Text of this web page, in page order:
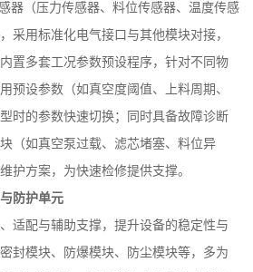
器（压力传感器、料位传感器、温度传感
采用标准化电气接口与其他模块对接，
置多套工况参数预设程序，针对不同物
预设参数（如真空度阈值、上料周期、
时的参数快速切换；同时具备故障诊断
（如真空泵过载、滤芯堵塞、料位异
护方案，为快速检修提供支撑。
防护单元
适配与辅助支撑，提升设备的稳定性与
封模块、防爆模块、防尘模块等，多为